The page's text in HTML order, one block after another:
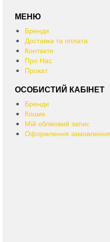
МЕНЮ
Бренди
Доставка та оплата
Контакти
Про Нас
Прокат
ОСОБИСТИЙ КАБІНЕТ
Бренди
Кошик
Мій обліковий запис
Оформлення замовлення